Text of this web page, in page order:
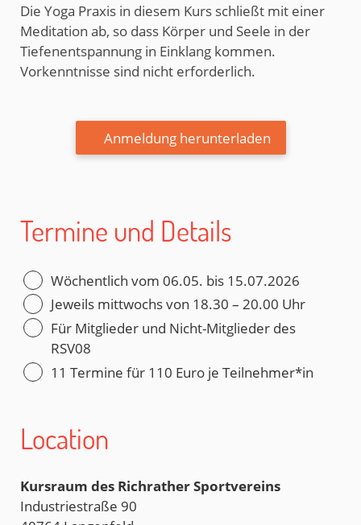
Die Yoga Praxis in diesem Kurs schließt mit einer
Meditation ab, so dass Körper und Seele in der
Tiefenentspannung in Einklang kommen.
Vorkenntnisse sind nicht erforderlich.
Anmeldung herunterladen
Termine und Details
Wöchentlich vom 06.05. bis 15.07.2026
Jeweils mittwochs von 18.30 – 20.00 Uhr
Für Mitglieder und Nicht-Mitglieder des
RSV08
11 Termine für 110 Euro je Teilnehmer*in
Location
Kursraum des Richrather Sportvereins
Industriestraße 90